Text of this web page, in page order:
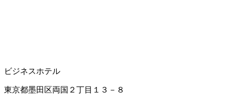
ビジネスホテル
東京都墨田区両国２丁目１３－８